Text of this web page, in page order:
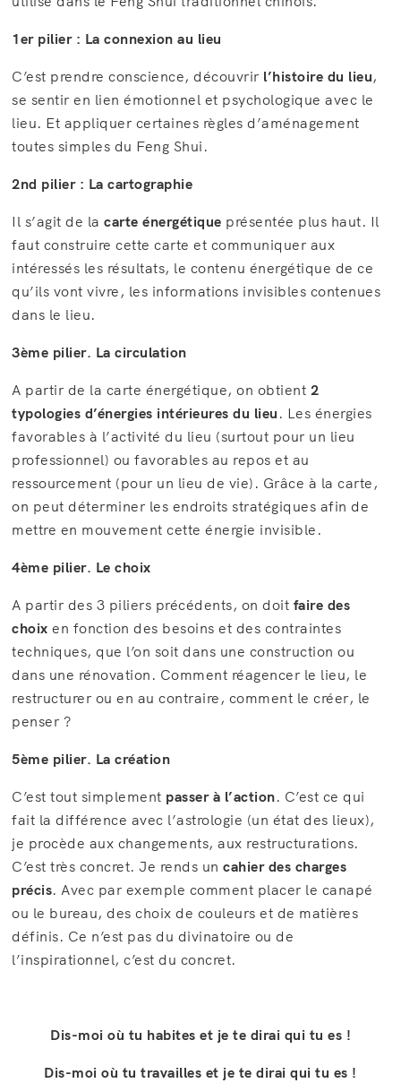
1er pilier : La connexion au lieu
C’est prendre conscience, découvrir l’histoire du lieu,
se sentir en lien émotionnel et psychologique avec le
lieu. Et appliquer certaines règles d’aménagement
toutes simples du Feng Shui.
2nd pilier : La cartographie
Il s’agit de lacarte énergétique présentée plus haut. Il
faut construire cette carte et communiquer aux
intéressés les résultats, le contenu énergétique de ce
qu’ils vont vivre, les informations invisibles contenues
dans le lieu.
3ème pilier. La circulation
A partir de la carte énergétique, on obtient 2
typologies d’énergies intérieures du lieu . Les énergies
favorables à l’activité du lieu (surtout pour un lieu
professionnel) ou favorables au repos et au
ressourcement (pour un lieu de vie). Grâce à la carte,
on peut déterminer les endroits stratégiques afin de
mettre en mouvement cette énergie invisible.
4ème pilier. Le choix
A partir des 3 piliers précédents, on doit faire des
choix en fonction des besoins et des contraintes
techniques, que l’on soit dans une construction ou
dans une rénovation. Comment réagencer le lieu, le
restructurer ou en au contraire, comment le créer, le
penser ?
5ème pilier. La création
C’est tout simplement passer à l’action. C’est ce qui
fait la différence avec l’astrologie (un état des lieux),
je procède aux changements, aux restructurations.
C’est très concret. Je rends uncahier des charges
précis. Avec par exemple comment placer le canapé
ou le bureau, des choix de couleurs et de matières
définis. Ce n’est pas du divinatoire ou de
l’inspirationnel, c’est du concret.
Dis-moi où tu habites et je te dirai qui tu es !
Dis-moi où tu travailles et je te dirai qui tu es !